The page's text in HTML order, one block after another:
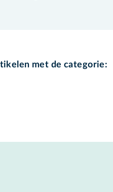
met de categorie: